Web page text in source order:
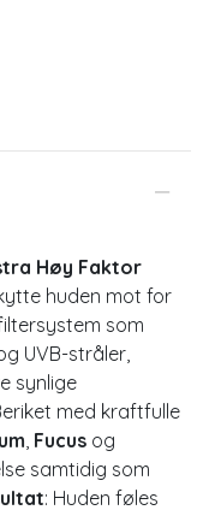
Høy Faktor
huden mot for
som
UVB-stråler,
synlige
med kraftfulle
Fucus og
samtidig som
: Huden føles